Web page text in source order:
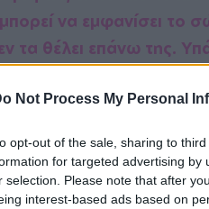
Not Process My Personal
opt-out of the sale, sharing to
for targeted advertising
selection. Please note that after
interest-based ads based on
να εμφανίσει το
τα θέλει επάνω της.
να απαλλαγείς από
που θέλεις για το
για να διασπάσεις